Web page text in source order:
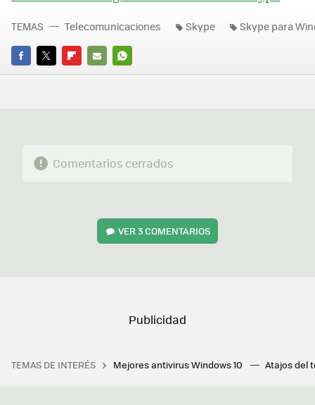
FACEBOOK
TWITTERFLIPBOARD
E-
WHATSAPP
TEMAS Telecomunicaciones Skype Skype para
Comentarios cerrados
VER3 COMENTARIOS
TEMAS DE INTERÉS Mejores antivirus Windows 10 Atajos del